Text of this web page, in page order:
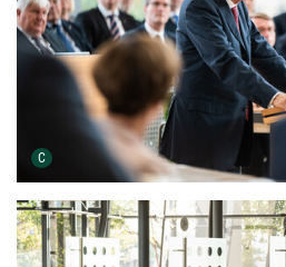
C Urheber der Grafik: